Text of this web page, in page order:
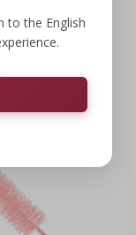
to the English